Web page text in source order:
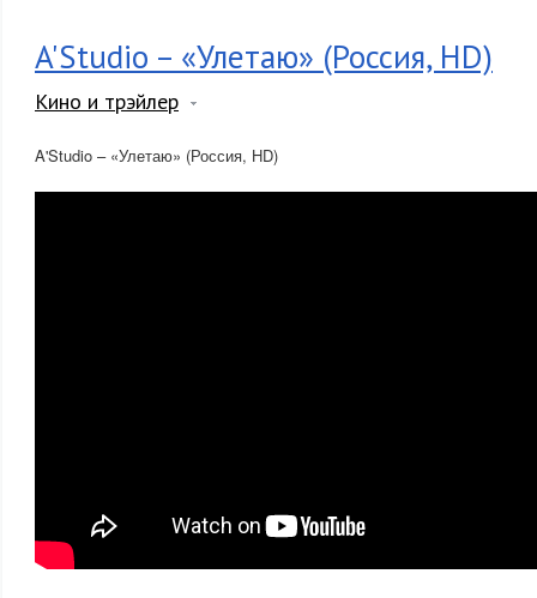
A'Studio – «Улетаю» (Россия, HD)
Кино и трэйлер
A'Studio – «Улетаю» (Россия, HD)